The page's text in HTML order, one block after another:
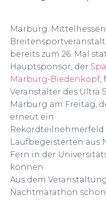
Marburg.
bereits zum 26. Mal
Hauptsponsor, der
Marburg-Biedenkopf,
Veranstalter des Ultra
Marburg am Freitag,
erneut ein
Laufbegeisterten aus
Fern in der
können.
Aus dem
Nachtmarathon